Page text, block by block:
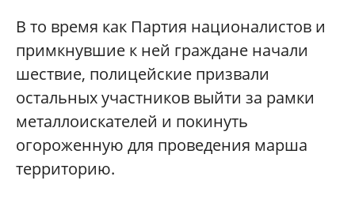
В то время как Партия националистов и
примкнувшие к ней граждане начали
шествие, полицейские призвали
остальных участников выйти за рамки
металлоискателей и покинуть
огороженную для проведения марша
территорию.